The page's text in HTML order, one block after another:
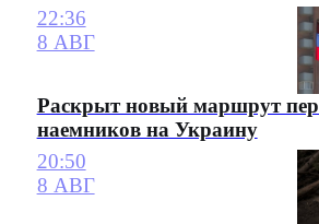
22:36
8 АВГ
Раскрыт новый маршрут
наемников на Украину
20:50
8 АВГ